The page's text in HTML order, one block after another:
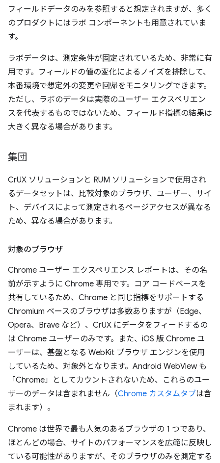
フィールドデータのみを参照すると想定されますが、多く
のプロダクトにはラボ コンポーネントも用意されていま
す。
ラボデータは、測定条件が固定されているため、非常に有
用です。フィールドの値の変化によるノイズを排除して、
本番環境で想定外の変更や回帰をモニタリングできます。
ただし、ラボのデータは実際のユーザー エクスペリエン
スを代表するものではないため、フィールド指標の結果は
大きく異なる場合があります。
集団
CrUX ソリューションと RUM ソリューションで使用され
るデータセットは、比較対象のブラウザ、ユーザー、サイ
ト、デバイスによって測定されるページアクセスが異なる
ため、異なる場合があります。
対象のブラウザ
Chrome ユーザー エクスペリエンス レポートは、その名
前が示すように Chrome 専用です。コア コードベースを
共有しているため、Chrome と同じ指標をサポートする
Chromium ベースのブラウザは多数ありますが（Edge、
Opera、Brave など）、CrUX にデータをフィードするの
は Chrome ユーザーのみです。また、iOS 版 Chrome ユ
ーザーは、基盤となる WebKit ブラウザ エンジンを使用
しているため、対象外となります。Android WebView も
「Chrome」としてカウントされないため、これらのユー
ザーのデータは含まれません（Chrome カスタムタブは含
まれます）。
Chrome は世界で最も人気のあるブラウザの 1 つであり、
ほとんどの場合、サイトのパフォーマンスを広範に反映し
ている可能性がありますが、そのブラウザのみを測定する